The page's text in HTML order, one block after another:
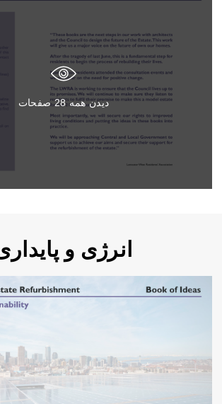
دیدن همه 28 صفحات
انرژی و